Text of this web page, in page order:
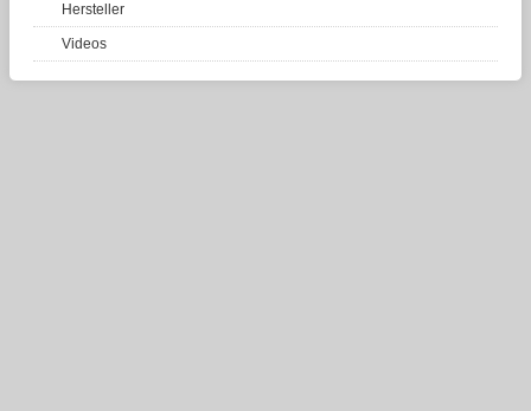
Hersteller
Videos